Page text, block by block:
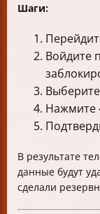
Шаги:
Войдите
Нажмите
В результате
данные будут
сделали